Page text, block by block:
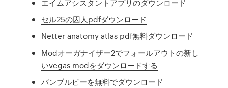
エイムアシスタントアプリのダウンロード
セル25の囚人pdfダウンロード
Netter anatomy atlas pdf無料ダウンロード
Modオーガナイザー2でフォールアウトの新し
いvegas modをダウンロードする
バンブルビーを無料でダウンロード